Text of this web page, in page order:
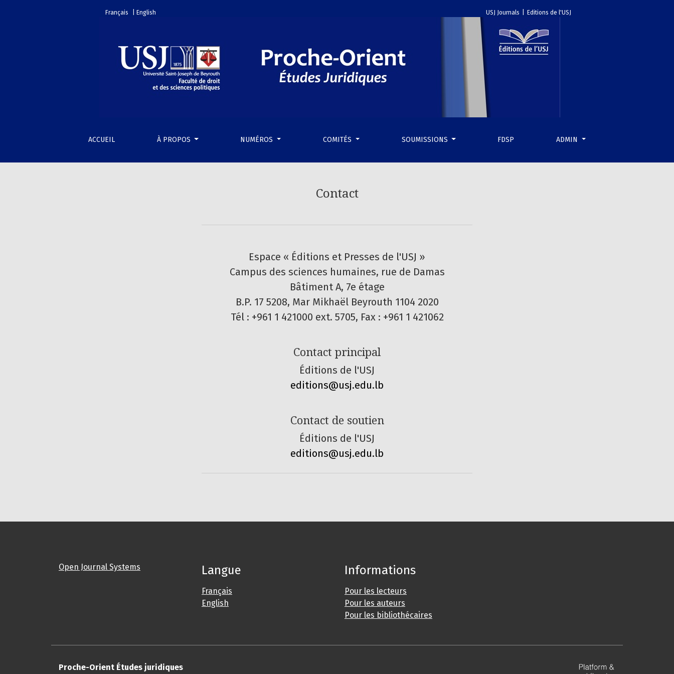
Français | English USJ Journals Editions de l'USJ
ACCUEIL À PROPOS NUMÉROS COMITÉS SOUMISSIONS FDSP ADMIN
Contact
Espace « Éditions et Presses de l'USJ »
Campus des sciences humaines, rue de Damas
Bâtiment A, 7e étage
B.P. 17 5208, Mar Mikhaël Beyrouth 1104 2020
Tél : +961 1 421000 ext. 5705, Fax : +961 1 421062
Contact principal
Éditions de l'USJ
editions@usj.edu.lb
Contact de soutien
Éditions de l'USJ
editions@usj.edu.lb
Open Journal Systems Langue
Français
English
Informations
Pour les lecteurs
Pour les auteurs
Pour les bibliothécaires
Proche-Orient Études juridiques